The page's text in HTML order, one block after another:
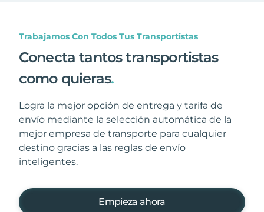
Trabajamos Con Todos Tus Transportistas
Conecta tantos transportistas
como quieras.
Logra la mejor opción de entrega y tarifa de
envío mediante la selección automática de la
mejor empresa de transporte para cualquier
destino gracias a las reglas de envío
inteligentes.
Empieza ahora